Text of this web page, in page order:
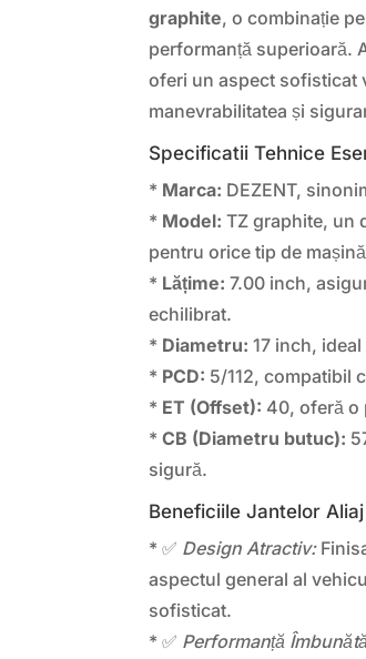
graphite, o combinație
performanță superioară.
oferi un aspect sofisticat
manevrabilitatea și
Specificatii Tehnice
* Marca: DEZENT,
* Model: TZ graphite, un
pentru orice tip de
* Lățime: 7.00 inch,
echilibrat.
* Diametru: 17 inch,
* PCD: 5/112, compatibil
* ET (Offset): 40, oferă o
*CB (Diametru butuc):
sigură.
Beneficiile Jantelor
* ✅ Design Atractiv:
aspectul general al
sofisticat.
* ✅ Performanță